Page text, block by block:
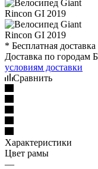
* Бесплатная
Доставка по городам
условиям доставки
Сравнить
Характеристики
Цвет рамы
—